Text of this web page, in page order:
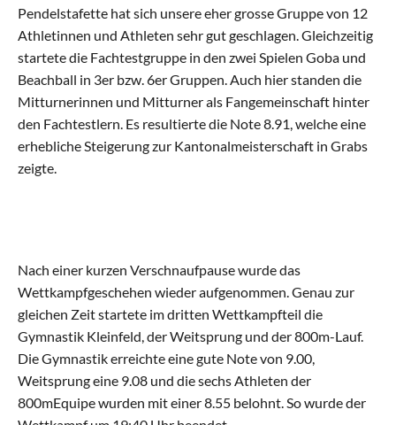
Kinderturnen Gross
Jugi Mixed Klein
Jugi Mixed Gross
Leichtathletik Klein
Leichtathletik Gross
Pendelstafette hat sich unsere eher grosse Gruppe von 12
Athletinnen und Athleten sehr gut geschlagen. Gleichzeitig
startete die Fachtestgruppe in den zwei Spielen Goba und
Beachball in 3er bzw. 6er Gruppen. Auch hier standen die
Mitturnerinnen und Mitturner als Fangemeinschaft hinter
den Fachtestlern. Es resultierte die Note 8.91, welche eine
erhebliche Steigerung zur Kantonalmeisterschaft in Grabs
zeigte.
Nach einer kurzen Verschnaufpause wurde das
Wettkampfgeschehen wieder aufgenommen. Genau zur
gleichen Zeit startete im dritten Wettkampfteil die
Gymnastik Kleinfeld, der Weitsprung und der 800m-Lauf.
Die Gymnastik erreichte eine gute Note von 9.00,
Weitsprung eine 9.08 und die sechs Athleten der
800mEquipe wurden mit einer 8.55 belohnt. So wurde der